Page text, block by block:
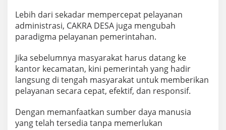
Lebih dari sekadar mempercepat pelayanan
administrasi, CAKRA DESA juga mengubah
paradigma pelayanan pemerintahan.
Jika sebelumnya masyarakat harus datang ke
kantor kecamatan, kini pemerintah yang hadir
langsung di tengah masyarakat untuk memberikan
pelayanan secara cepat, efektif, dan responsif.
Dengan memanfaatkan sumber daya manusia
yang telah tersedia tanpa memerlukan